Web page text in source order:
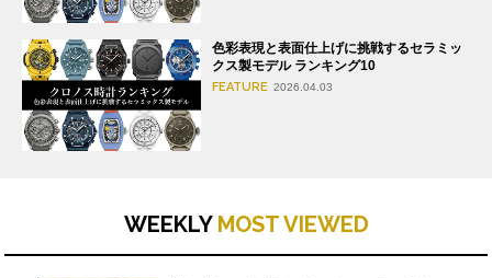
色彩表現と表面仕上げに挑戦するセラミッ
クス製モデル ランキング10
FEATURE 2026.04.03
WEEKLY MOST VIEWED